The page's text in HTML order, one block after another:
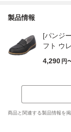
製品情報
[パンジ
フト ウ
4,290 円
商品と関連する製品情報を